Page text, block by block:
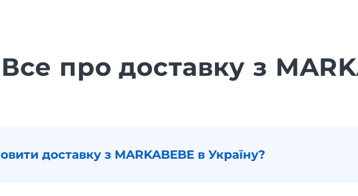
Все про доставку з
доставку з MARKABEBE в Україну?